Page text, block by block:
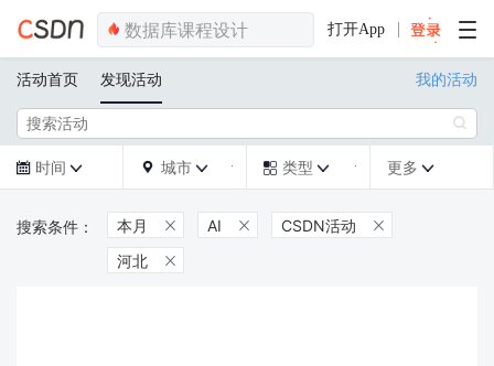
打开App
活动首页 发现活动 我的活动

 时间   城市   类型  更多 
本月  AI  CSDN活动 
河北 